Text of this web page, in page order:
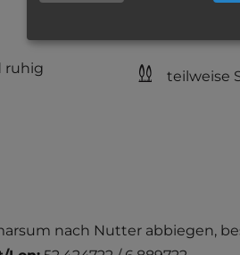
ruhig teilweise
nach Nutter abbiegen,